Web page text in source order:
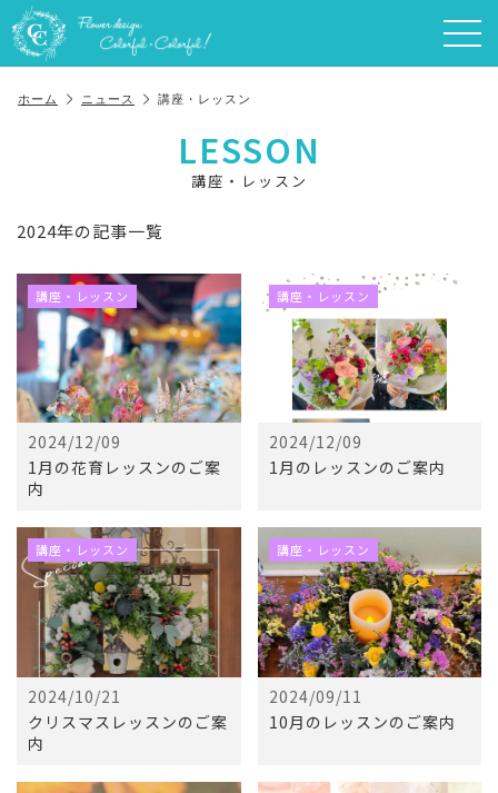
ホーム ニュース 講座・レッスン
LESSON
講座・レッスン
2024年の記事一覧
2024/12/09
1月の花育レッスンのご案
内
講座・レッスン
2024/12/09
1月のレッスンのご案内
講座・レッスン
2024/10/21
クリスマスレッスンのご案
内
講座・レッスン
2024/09/11
10月のレッスンのご案内
講座・レッスン